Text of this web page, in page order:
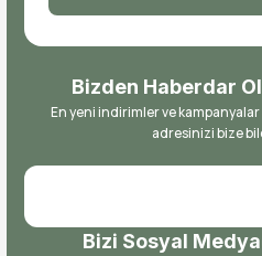
Bizden Haberdar
En yeni indirimler ve
adresinizi bize
Bizi Sosyal